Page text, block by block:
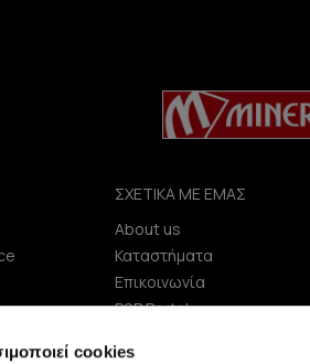
cookies
ΣΧΕΤΙΚΑ ΜΕ ΕΜΑΣ
About us
Καταστήματα
Επικοινωνία
B2B Portal